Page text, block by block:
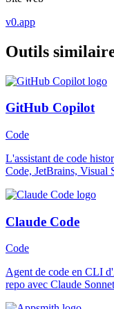
v0.app
Outils
GitHub Copilot
Code
L'assistant de code
Code, JetBrains, Visual
Claude Code
Code
Agent de code en CLI
repo avec Claude